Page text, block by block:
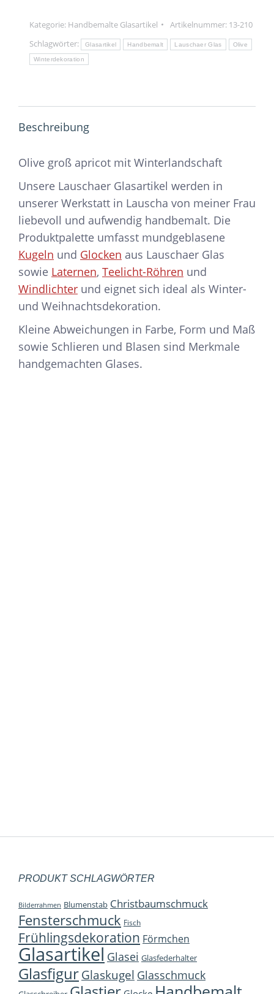
Kategorie: Handbemalte Glasartikel Artikelnummer: 13-210
Schlagwörter:
Glasartikel Handbemalt Lauschaer Glas Olive
Winterdekoration
Beschreibung
Olive groß apricot mit Winterlandschaft
Unsere Lauschaer Glasartikel werden in
unserer Werkstatt in Lauscha von meiner Frau
liebevoll und aufwendig handbemalt. Die
Produktpalette umfasst mundgeblasene
Kugeln und Glocken aus Lauschaer Glas
sowie Laternen, Teelicht-Röhren und
Windlichter und eignet sich ideal als Winter-
und Weihnachtsdekoration.
Kleine Abweichungen in Farbe, Form und Maß
sowie Schlieren und Blasen sind Merkmale
handgemachten Glases.
PRODUKT SCHLAGWÖRTER
Bilderrahmen Blumenstab Christbaumschmuck
Fensterschmuck Fisch
Frühlingsdekoration Förmchen
Glasartikel Glasei Glasfederhalter
Glasfigur Glaskugel Glasschmuck